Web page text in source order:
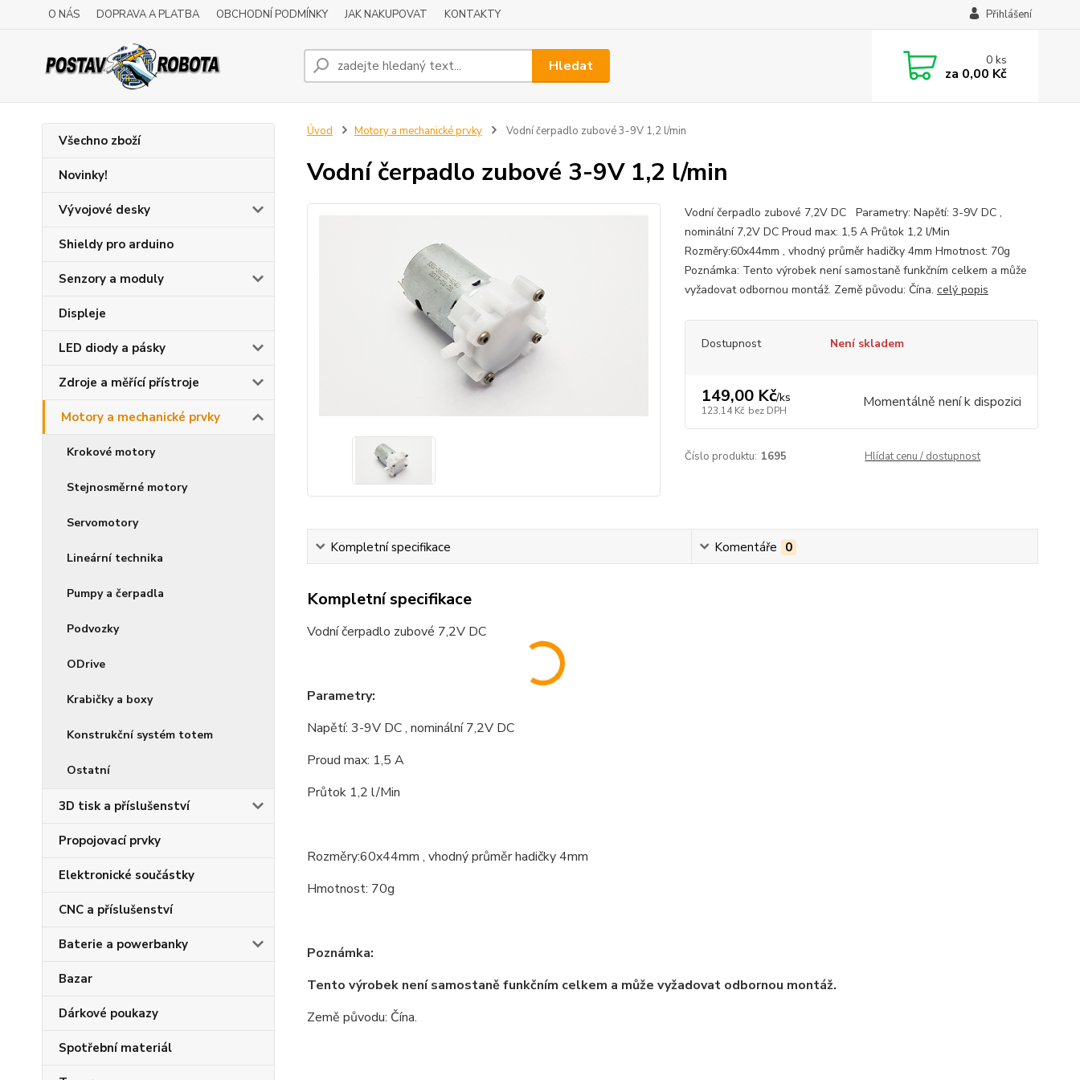
O NÁS DOPRAVA A PLATBA OBCHODNÍ PODMÍNKY JAK NAKUPOVAT KONTAKTY Přihlášení
Hledat 0ks
za 0,00 Kč
Všechno zboží
Novinky!
Vývojové desky
Shieldy pro arduino
Senzory a moduly
Displeje
LED diody a pásky
Zdroje a měřící přístroje
Motory a mechanické prvky
Krokové motory
Stejnosměrné motory
Servomotory
Lineární technika
Pumpy a čerpadla
Podvozky
ODrive
Krabičky a boxy
Konstrukční systém totem
Ostatní
3D tisk a příslušenství
Propojovací prvky
Elektronické součástky
CNC a příslušenství
Baterie a powerbanky
Bazar
Dárkové poukazy
Spotřební materiál
Úvod Motory a mechanické prvky Vodní čerpadlo zubové 3-9V 1,2 l/min
Vodní čerpadlo zubové 3-9V 1,2 l/min
Vodní čerpadlo zubové 7,2V DC Parametry: Napětí: 3-9V DC ,
nominální 7,2V DC Proud max: 1,5 A Průtok 1,2 l/Min
Rozměry:60x44mm , vhodný průměr hadičky 4mm Hmotnost: 70g
Poznámka: Tento výrobek není samostaně funkčním celkem a může
vyžadovat odbornou montáž. Země původu: Čína. celý popis
Dostupnost Není skladem
149,00 Kč/ks
123,14 Kč bez DPH Momentálně není k dispozici
Číslo produktu: 1695 Hlídat cenu / dostupnost
Kompletní specifikace Komentáře 0
Kompletní specifikace
Vodní čerpadlo zubové 7,2V DC
Parametry:
Napětí: 3-9V DC , nominální 7,2V DC
Proud max: 1,5 A
Průtok 1,2 l/Min
Rozměry:60x44mm , vhodný průměr hadičky 4mm
Hmotnost: 70g
Poznámka:
Tento výrobek není samostaně funkčním celkem a může vyžadovat odbornou montáž.
Země původu: Čína.